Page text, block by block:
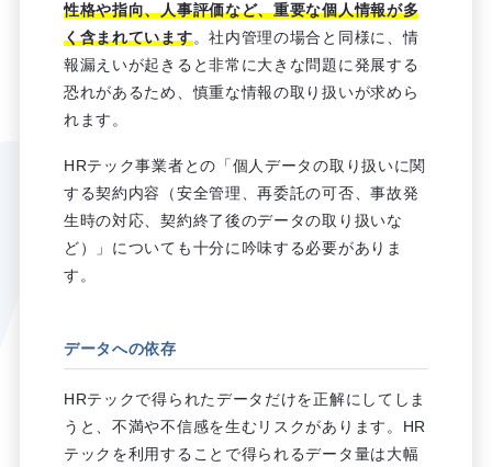
性格や指向、人事評価など、重要な個人情報が多
く含まれています。社内管理の場合と同様に、情
報漏えいが起きると非常に大きな問題に発展する
恐れがあるため、慎重な情報の取り扱いが求めら
れます。
HRテック事業者との「個人データの取り扱いに関
する契約内容（安全管理、再委託の可否、事故発
生時の対応、契約終了後のデータの取り扱いな
ど）」についても十分に吟味する必要がありま
す。
データへの依存
HRテックで得られたデータだけを正解にしてしま
うと、不満や不信感を生むリスクがあります。HR
テックを利用することで得られるデータ量は大幅